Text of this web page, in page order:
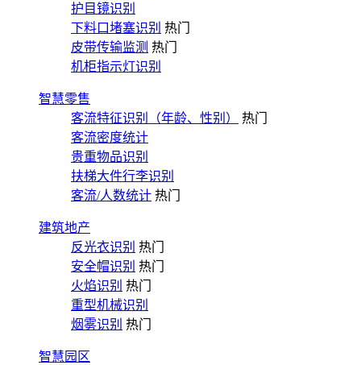
护目镜识别
下料口堵塞识别 热门
皮带传输监测 热门
机柜指示灯识别
智慧零售
客流特征识别（年龄、性别）
热门
客流密度统计
贵重物品识别
扶梯大件行李识别
客流/人数统计 热门
建筑地产
反光衣识别 热门
安全帽识别 热门
火焰识别 热门
重型机械识别
烟雾识别 热门
智慧园区